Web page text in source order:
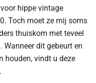
hippe vintage
Toch moet ze mij soms
thuiskom met teveel
dit gebeurt en
houden, vindt u deze